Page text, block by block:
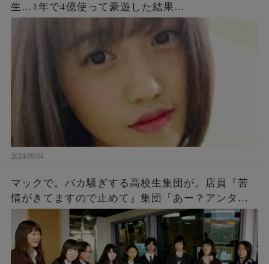
生…1年で4億使って豪遊した結果…
2024/09/04
マックで。バカ騒ぎする高校生集団が。店員『苦
情がきてますので止めて』集団「あー？アンタ何
様？」「アンタの写真撮ったし、帰り道何かあっ
ても知らないよ～ｗ」→結果…